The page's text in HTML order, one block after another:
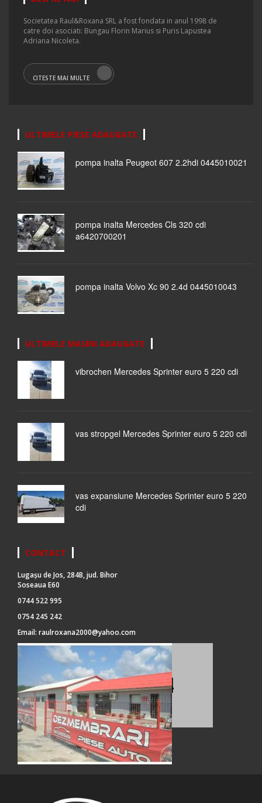
Societatea Raul&Roxana SRL a fost fondata in anul 1998 de
catre doi asociati: Bungau Florin Marius si Puris Lapustea
Adriana Nicoleta.
CITESTE MAI MULTE
ULTIMELE PIESE ADAUGATE
pompa inalta Peugeot 607 2.2hdi 0445010021
pompa inalta Mercedes Cls 320 cdi
a6420700201
pompa inalta Volvo Xc 90 2.4d 0445010043
ULTIMELE MASINI ADAUGATE
vibrochen Mercedes Sprinter euro 5 220 cdi
vas stropgel Mercedes Sprinter euro 5 220 cdi
vas expansiune Mercedes Sprinter euro 5 220
cdi
CONTACT
Lugașu de Jos, 284B, jud. Bihor
Soseaua E60
0744 522 995
0754 245 242
Email: raulroxana2000@yahoo.com